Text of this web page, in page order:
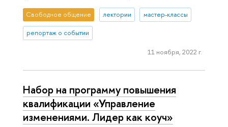
Свободное общение лектории мастер-классы
репортаж о событии
11 ноября, 2022 г.
Набор на программу повышения
квалификации «Управление
изменениями. Лидер как коуч»